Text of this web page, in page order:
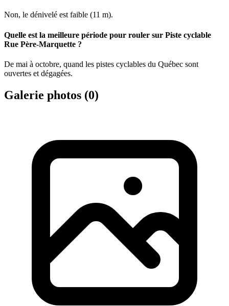
Non, le dénivelé est faible (11 m).
Quelle est la meilleure période pour rouler sur Piste cyclable
Rue Père-Marquette ?
De mai à octobre, quand les pistes cyclables du Québec sont
ouvertes et dégagées.
Galerie photos (0)